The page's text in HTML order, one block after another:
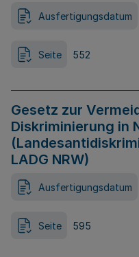
Ausfertigungsdatum
Seite 552
Gesetz zur
Diskriminierung in
LADG NRW)
Ausfertigungsdatum
Seite 595